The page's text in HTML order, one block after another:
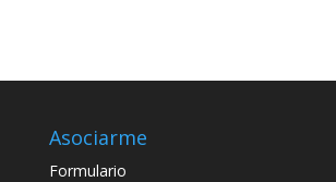
Asociarme
Formulario